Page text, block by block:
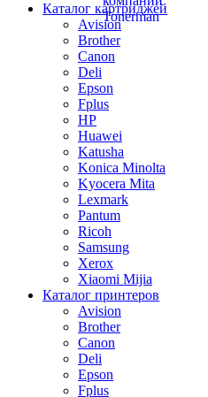
Каталог картриджей
Avision
Brother
Canon
Deli
Epson
Fplus
HP
Huawei
Katusha
Konica Minolta
Kyocera Mita
Lexmark
Pantum
Ricoh
Samsung
Xerox
Xiaomi Mijia
Каталог принтеров
Avision
Brother
Canon
Deli
Epson
Fplus